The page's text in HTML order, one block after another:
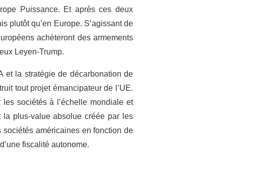
Puissance. Et après ces deux
plutôt qu’en Europe. S’agissant de
achèteront des armements
Leyen-Trump.
et la stratégie de décarbonation de
tout projet émancipateur de l’UE.
sociétés à l’échelle mondiale et
plus-value absolue créée par les
américaines en fonction de
fiscalité autonome.